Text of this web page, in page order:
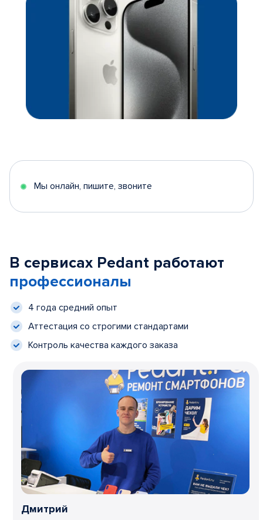
Мы онлайн, пишите, звоните
В сервисах Pedant работают
профессионалы
4 года средний опыт
Аттестация со строгими стандартами
Контроль качества каждого заказа
Дмитрий